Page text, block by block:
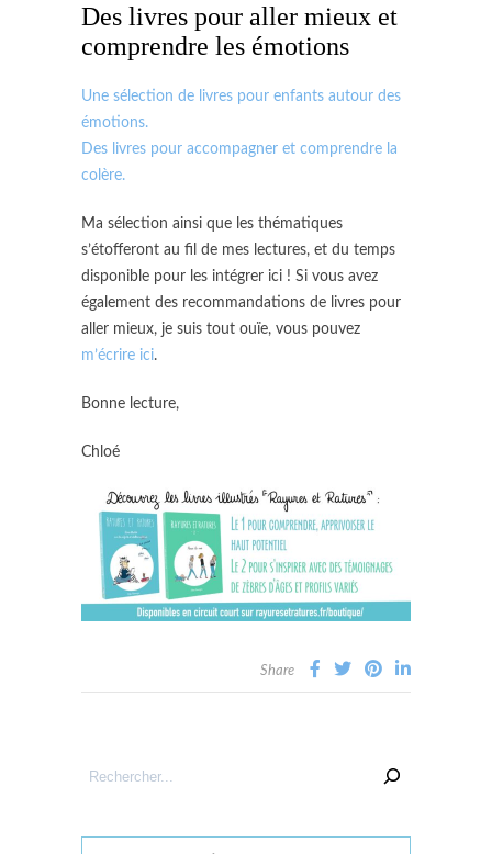
Des livres pour aller mieux et
comprendre les émotions
Une sélection de livres pour enfants autour des
émotions.
Des livres pour accompagner et comprendre la
colère.
Ma sélection ainsi que les thématiques
s’étofferont au fil de mes lectures, et du temps
disponible pour les intégrer ici ! Si vous avez
également des recommandations de livres pour
aller mieux, je suis tout ouïe, vous pouvez
m’écrire ici.
Bonne lecture,
Chloé
Share
un